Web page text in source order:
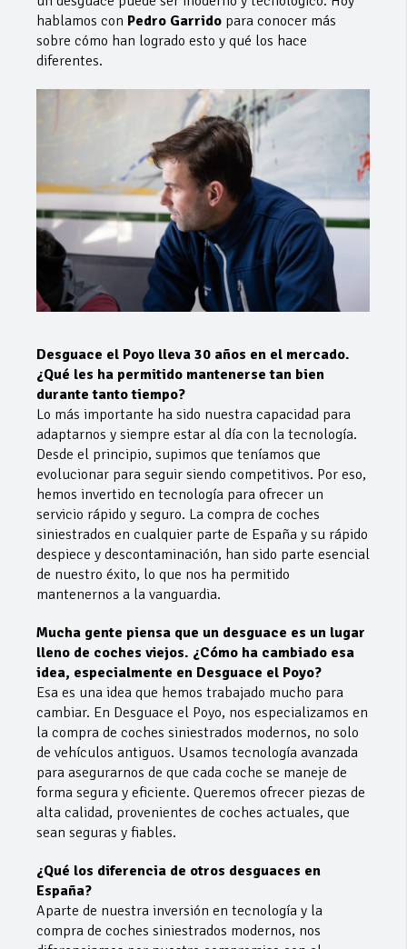
hablamos con Pedro Garrido para conocer más
sobre cómo han logrado esto y qué los hace
diferentes.
Desguace el Poyo lleva 30 años en el mercado.
¿Qué les ha permitido mantenerse tan bien
durante tanto tiempo?
Lo más importante ha sido nuestra capacidad para
adaptarnos y siempre estar al día con la tecnología.
Desde el principio, supimos que teníamos que
evolucionar para seguir siendo competitivos. Por eso,
hemos invertido en tecnología para ofrecer un
servicio rápido y seguro. La compra de coches
siniestrados en cualquier parte de España y su rápido
despiece y descontaminación, han sido parte esencial
de nuestro éxito, lo que nos ha permitido
mantenernos a la vanguardia.
Mucha gente piensa que un desguace es un lugar
lleno de coches viejos. ¿Cómo ha cambiado esa
idea, especialmente en Desguace el Poyo?
Esa es una idea que hemos trabajado mucho para
cambiar. En Desguace el Poyo, nos especializamos en
la compra de coches siniestrados modernos, no solo
de vehículos antiguos. Usamos tecnología avanzada
para asegurarnos de que cada coche se maneje de
forma segura y eficiente. Queremos ofrecer piezas de
alta calidad, provenientes de coches actuales, que
sean seguras y fiables.
¿Qué los diferencia de otros desguaces en
España?
Aparte de nuestra inversión en tecnología y la
compra de coches siniestrados modernos, nos